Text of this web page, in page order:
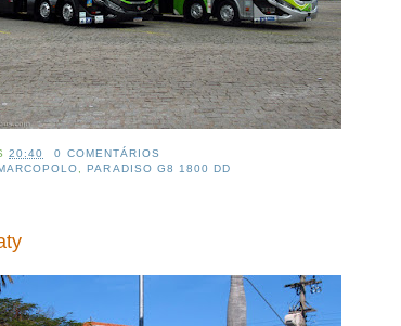
20:40
0 COMENTÁRIOS
,PARADISO G8 1800 DD